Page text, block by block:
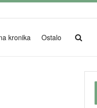
kronika Ostalo